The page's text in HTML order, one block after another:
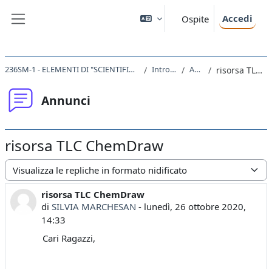
Ospite Accedi
236SM-1 - ELEMENTI DI "SCIENTIFIC WRITING" MODULO A 2020 Introduzione Annunci risorsa TLC ChemDraw
Annunci
risorsa TLC ChemDraw
Modalità visualizzazione
risorsa TLC ChemDraw
di SILVIA MARCHESAN - lunedì, 26 ottobre 2020,
14:33
Numero di risposte: 0
Cari Ragazzi,